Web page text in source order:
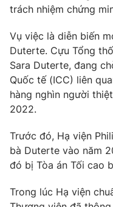
Ðiện thoại Thời báo VTV:
Liên hệ quảng cáo:024-
trách nhiệm chứng
Vụ việc là diễn biến
Duterte. Cựu Tổng
Sara Duterte, đang
Quốc tế (ICC) liên
hàng nghìn người
2022.
Trước đó, Hạ viện
bà Duterte vào năm
đó bị Tòa án Tối cao
Trong lúc Hạ viện